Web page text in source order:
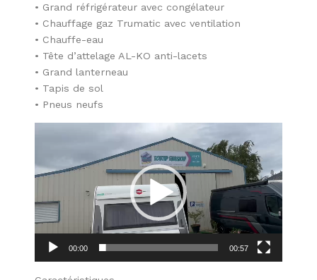
• Grand réfrigérateur avec congélateur
• Chauffage gaz Trumatic avec ventilation
• Chauffe-eau
• Tête d’attelage AL-KO anti-lacets
• Grand lanterneau
• Tapis de sol
• Pneus neufs
00:00 00:57